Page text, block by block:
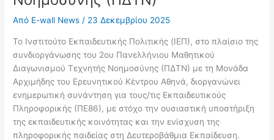
Από E-wall News/ 23 Δεκεμβρίου 2025
Το Ινστιτούτο Εκπαιδευτικής Πολιτικής (ΙΕΠ), στο πλαίσιο της
συνδιοργάνωσης του 2ου Πανελλήνιου Μαθητικού
Διαγωνισμού Τεχνητής Νοημοσύνης (ΠΔΤΝ) με τη Μονάδα
Αρχιμήδης του Ερευνητικού Κέντρου Αθηνά, διοργανώνει
ενημερωτική συνάντηση για τους/τις Εκπαιδευτικούς
Πληροφορικής (ΠΕ86), με στόχο την ουσιαστική υποστήριξη
της εκπαιδευτικής κοινότητας και την ενίσχυση της
πληροφορικής παιδείας στη Δευτεροβάθμια Εκπαίδευση.